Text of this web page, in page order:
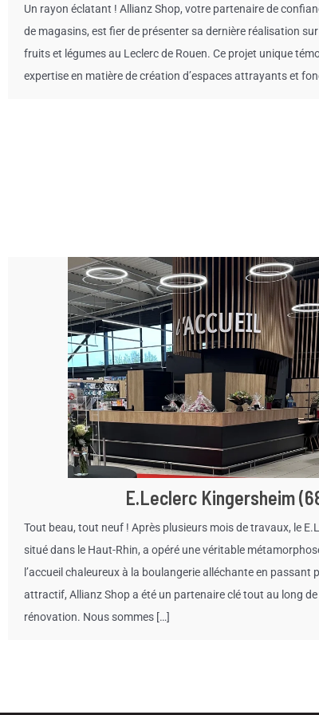
Un rayon éclatant ! Allianz Shop, votre partenaire de
de magasins, est fier de présenter sa dernière réalisation
fruits et légumes au Leclerc de Rouen. Ce projet unique
expertise en matière de création d’espaces attrayants et
E.Leclerc Kingersheim
Tout beau, tout neuf ! Après plusieurs mois de travaux, le
situé dans le Haut-Rhin, a opéré une véritable
l’accueil chaleureux à la boulangerie alléchante en passant
attractif, Allianz Shop a été un partenaire clé tout au long
rénovation. Nous sommes […]